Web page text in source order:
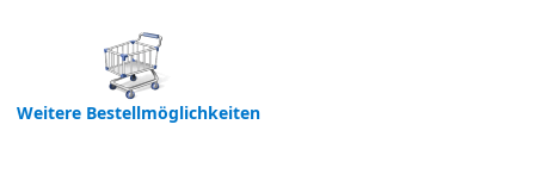
Weitere Bestellmöglichkeiten